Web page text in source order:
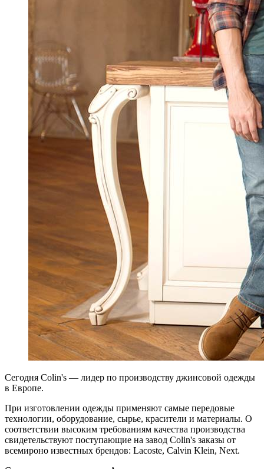
Сегодня Colin's — лидер по производству джинсовой одежды
в Европе.
При изготовлении одежды применяют самые передовые
технологии, оборудование, сырье, красители и материалы. О
соответствии высоким требованиям качества производства
свидетельствуют поступающие на завод Colin's заказы от
всемироно известных брендов: Lacoste, Calvin Klein, Next.